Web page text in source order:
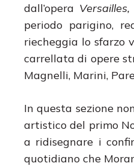
dall’opera
periodo parigino,
riecheggia lo sfarzo
carrellata di opere
Magnelli, Marini,
In questa sezione
artistico del primo
a ridisegnare i
quotidiano che